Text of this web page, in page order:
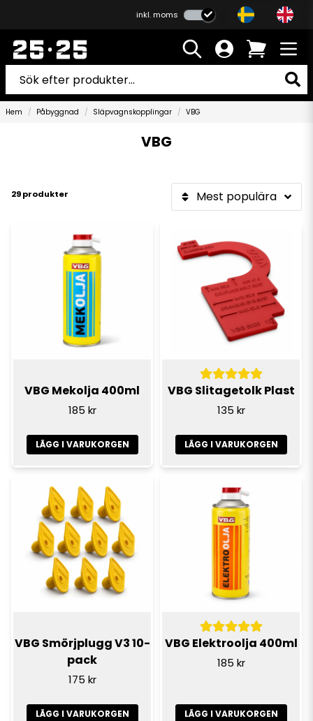
inkl. moms
Hem Påbyggnad Släpvagnskopplingar VBG
VBG
29 produkter Mest populära
VBG Mekolja 400ml
185 kr
LÄGG I VARUKORGEN
VBG Slitagetolk Plast
135 kr
LÄGG I VARUKORGEN
VBG Smörjplugg V3 10-
pack
175 kr
LÄGG I VARUKORGEN
VBG Elektroolja 400ml
185 kr
LÄGG I VARUKORGEN